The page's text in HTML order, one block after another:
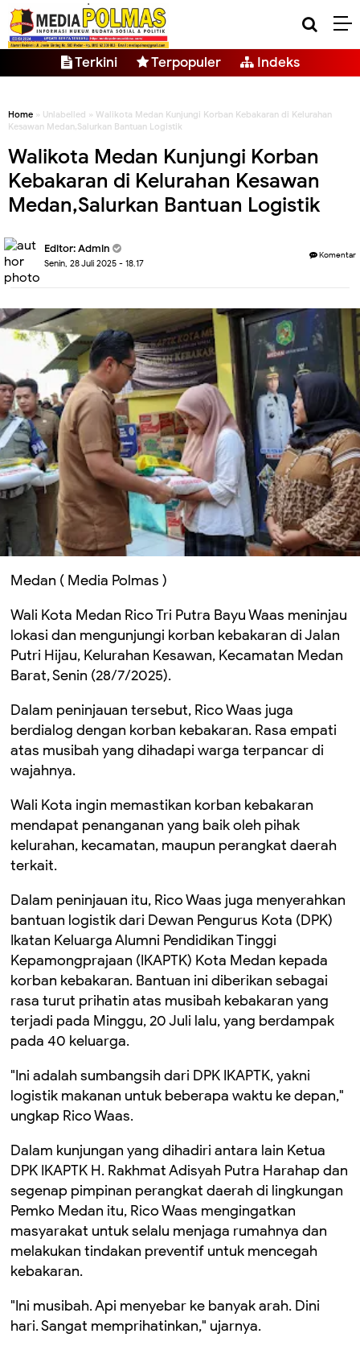
Terkini Terpopuler Indeks
Home » Unlabelled » Walikota Medan Kunjungi Korban Kebakaran di Kelurahan
Kesawan Medan,Salurkan Bantuan Logistik
Walikota Medan Kunjungi Korban
Kebakaran di Kelurahan Kesawan
Medan,Salurkan Bantuan Logistik
Editor: Admin
Senin, 28 Juli 2025 - 18.17
Komentar
Medan ( Media Polmas )
Wali Kota Medan Rico Tri Putra Bayu Waas meninjau
lokasi dan mengunjungi korban kebakaran di Jalan
Putri Hijau, Kelurahan Kesawan, Kecamatan Medan
Barat, Senin (28/7/2025).
Dalam peninjauan tersebut, Rico Waas juga
berdialog dengan korban kebakaran. Rasa empati
atas musibah yang dihadapi warga terpancar di
wajahnya.
Wali Kota ingin memastikan korban kebakaran
mendapat penanganan yang baik oleh pihak
kelurahan, kecamatan, maupun perangkat daerah
terkait.
Dalam peninjauan itu, Rico Waas juga menyerahkan
bantuan logistik dari Dewan Pengurus Kota (DPK)
Ikatan Keluarga Alumni Pendidikan Tinggi
Kepamongprajaan (IKAPTK) Kota Medan kepada
korban kebakaran. Bantuan ini diberikan sebagai
rasa turut prihatin atas musibah kebakaran yang
terjadi pada Minggu, 20 Juli lalu, yang berdampak
pada 40 keluarga.
"Ini adalah sumbangsih dari DPK IKAPTK, yakni
logistik makanan untuk beberapa waktu ke depan,"
ungkap Rico Waas.
Dalam kunjungan yang dihadiri antara lain Ketua
DPK IKAPTK H. Rakhmat Adisyah Putra Harahap dan
segenap pimpinan perangkat daerah di lingkungan
Pemko Medan itu, Rico Waas mengingatkan
masyarakat untuk selalu menjaga rumahnya dan
melakukan tindakan preventif untuk mencegah
kebakaran.
"Ini musibah. Api menyebar ke banyak arah. Dini
hari. Sangat memprihatinkan," ujarnya.